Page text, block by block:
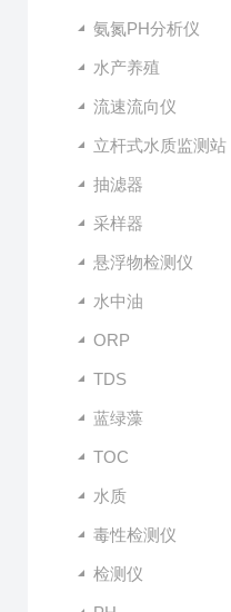
氨氮PH分析仪
水产养殖
流速流向仪
立杆式水质监测站
抽滤器
采样器
悬浮物检测仪
水中油
ORP
TDS
蓝绿藻
TOC
水质
毒性检测仪
检测仪